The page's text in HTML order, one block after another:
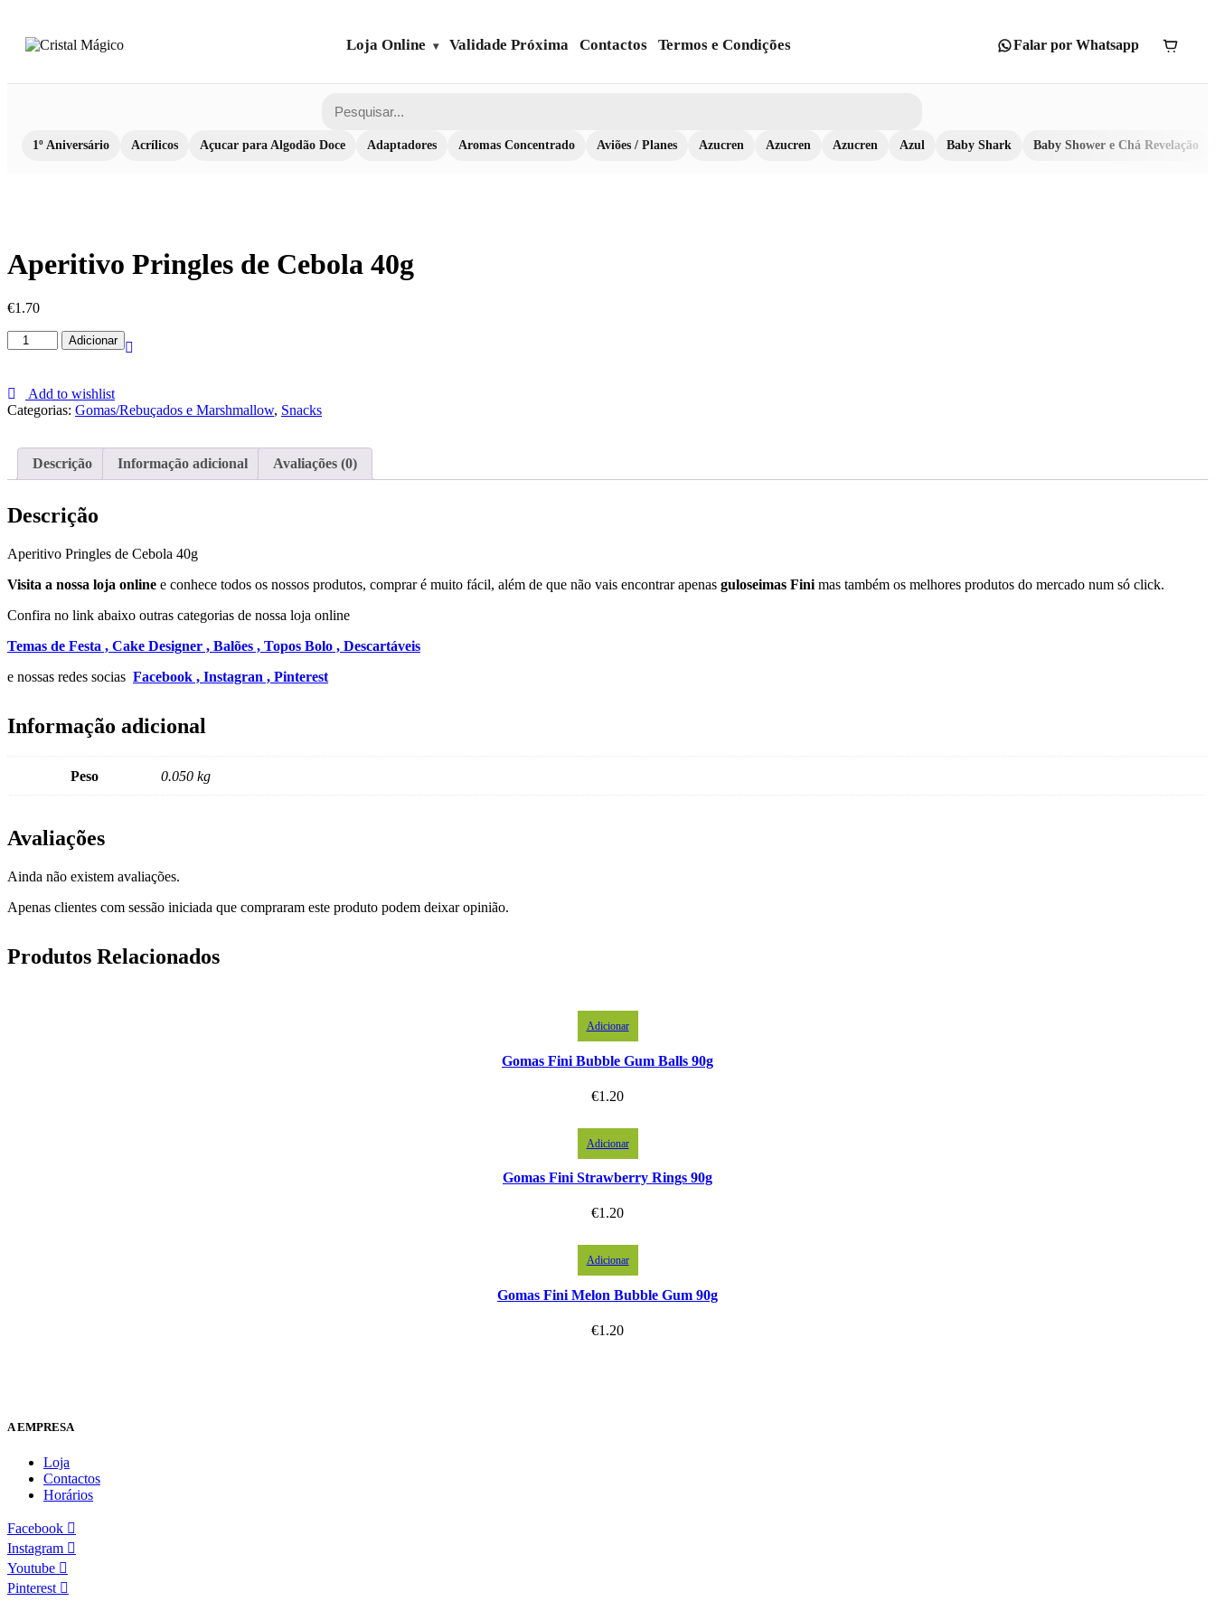
Loja Online Validade Próxima Contactos Termos e Condições Falar por Whatsapp
1º Aniversário Acrílicos Açucar para Algodão Doce Adaptadores Aromas Concentrado Aviões / Planes Azucren Azucren Azucren Azul Baby Shark Baby Shower e Chá Revelação
Aperitivo Pringles de Cebola 40g
€1.70
Quantidade
de
Pringles
de
Cebola
Adicionar
Add to wishlist
Categorias: Gomas/Rebuçados e Marshmallow, Snacks
Descrição Informação adicional Avaliações (0)
Descrição
Aperitivo Pringles de Cebola 40g
Visita a nossa loja online e conhece todos os nossos produtos, comprar é muito fácil, além de que não vais encontrar apenas guloseimas Fini mas também os melhores produtos do mercado num só click.
Confira no link abaixo outras categorias de nossa loja online
Temas de Festa , Cake Designer , Balões , Topos Bolo , Descartáveis
e nossas redes socias Facebook , Instagran , Pinterest
Informação adicional
Peso 0.050 kg
Avaliações
Ainda não existem avaliações.
Apenas clientes com sessão iniciada que compraram este produto podem deixar opinião.
Produtos Relacionados
Adicionar
Gomas Fini Bubble Gum Balls 90g
€1.20
Adicionar
Gomas Fini Strawberry Rings 90g
€1.20
Adicionar
Gomas Fini Melon Bubble Gum 90g
€1.20
A EMPRESA
Loja
Contactos
Horários
Facebook
Instagram
Youtube
Pinterest